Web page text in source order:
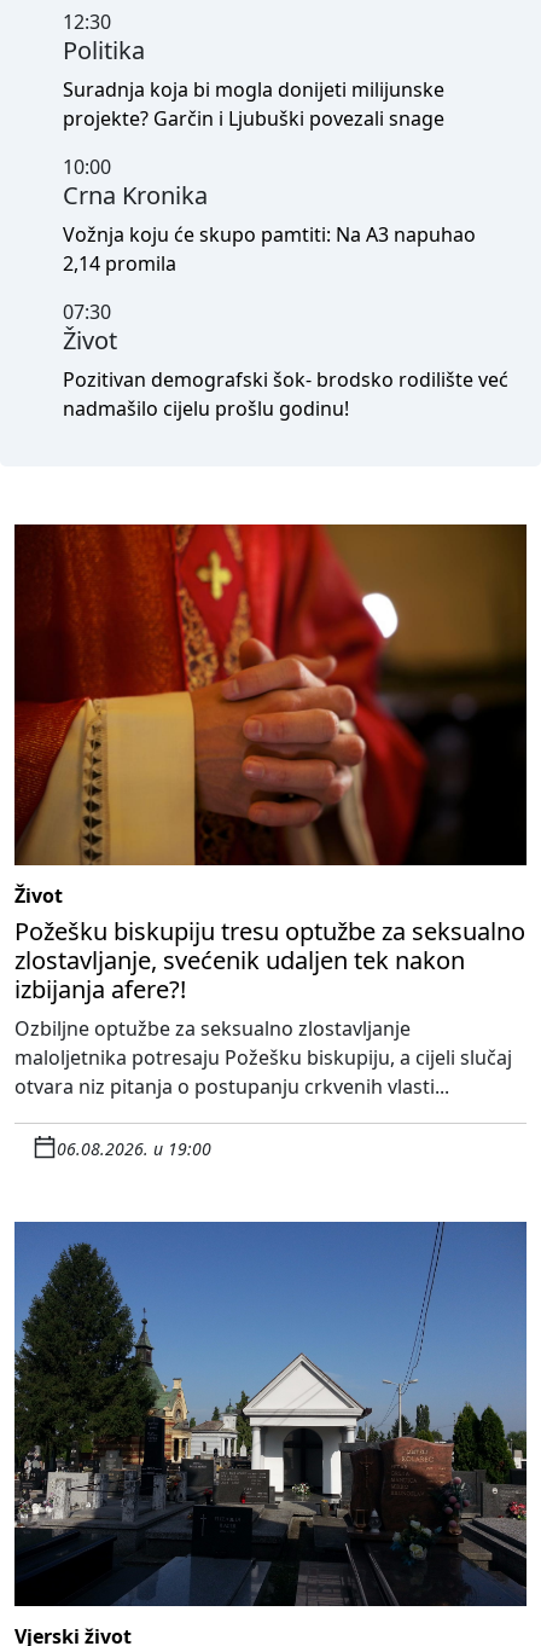
12:30
Politika
Suradnja koja bi mogla donijeti milijunske
projekte? Garčin i Ljubuški povezali snage
10:00
Crna Kronika
Vožnja koju će skupo pamtiti: Na A3 napuhao
2,14 promila
07:30
Život
Pozitivan demografski šok- brodsko rodilište već
nadmašilo cijelu prošlu godinu!
Život
Požešku biskupiju tresu optužbe za seksualno
zlostavljanje, svećenik udaljen tek nakon
izbijanja afere?!
Ozbiljne optužbe za seksualno zlostavljanje
maloljetnika potresaju Požešku biskupiju, a cijeli slučaj
otvara niz pitanja o postupanju crkvenih vlasti...
06.08.2026. u 19:00
Vjerski život